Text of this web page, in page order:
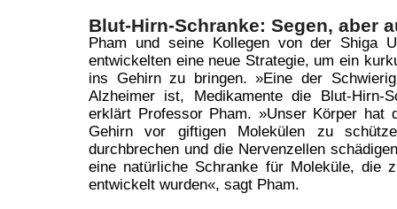
Blut-Hirn-Schranke: Segen, aber
Pham und seine Kollegen von der Shiga
entwickelten eine neue Strategie, um ein
ins Gehirn zu bringen. »Eine der
Alzheimer ist, Medikamente die Blut-Hirn-
erklärt Professor Pham. »Unser Körper hat
Gehirn vor giftigen Molekülen zu
durchbrechen und die Nervenzellen
eine natürliche Schranke für Moleküle, die
entwickelt wurden«, sagt Pham.